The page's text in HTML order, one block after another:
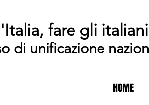
fare gli italiani
di unificazione
HOME